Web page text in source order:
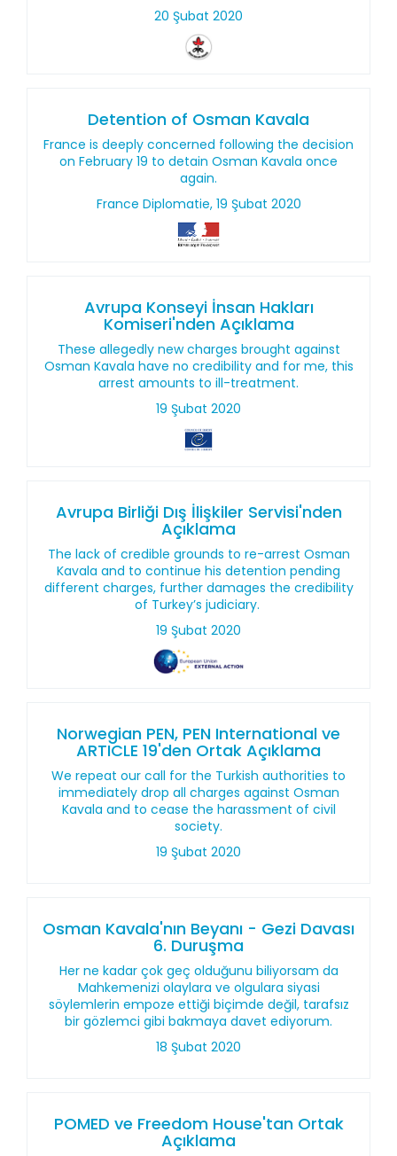
20 Şubat 2020
Detention of Osman Kavala
France is deeply concerned following the decision
on February 19 to detain Osman Kavala once
again.
France Diplomatie, 19 Şubat 2020
Avrupa Konseyi İnsan Hakları
Komiseri'nden Açıklama
These allegedly new charges brought against
Osman Kavala have no credibility and for me, this
arrest amounts to ill-treatment.
19 Şubat 2020
Avrupa Birliği Dış İlişkiler Servisi'nden
Açıklama
The lack of credible grounds to re-arrest Osman
Kavala and to continue his detention pending
different charges, further damages the credibility
of Turkey’s judiciary.
19 Şubat 2020
Norwegian PEN, PEN International ve
ARTICLE 19'den Ortak Açıklama
We repeat our call for the Turkish authorities to
immediately drop all charges against Osman
Kavala and to cease the harassment of civil
society.
19 Şubat 2020
Osman Kavala'nın Beyanı - Gezi Davası
6. Duruşma
Her ne kadar çok geç olduğunu biliyorsam da
Mahkemenizi olaylara ve olgulara siyasi
söylemlerin empoze ettiği biçimde değil, tarafsız
bir gözlemci gibi bakmaya davet ediyorum.
18 Şubat 2020
POMED ve Freedom House'tan Ortak
Açıklama